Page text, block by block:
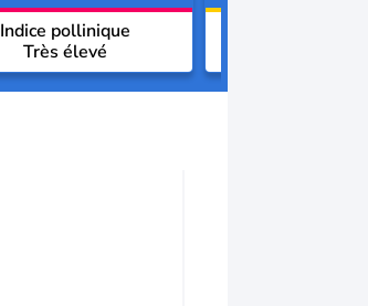
Indice pollinique
Très élevé